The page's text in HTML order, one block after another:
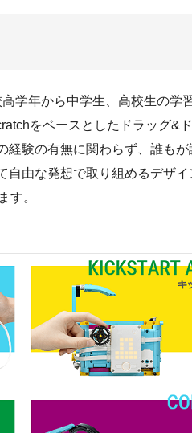
学年から中学生、高校生の学
をベースとしたドラッグ&
験の有無に関わらず、誰も
由な発想で取り組めるデザ
す。